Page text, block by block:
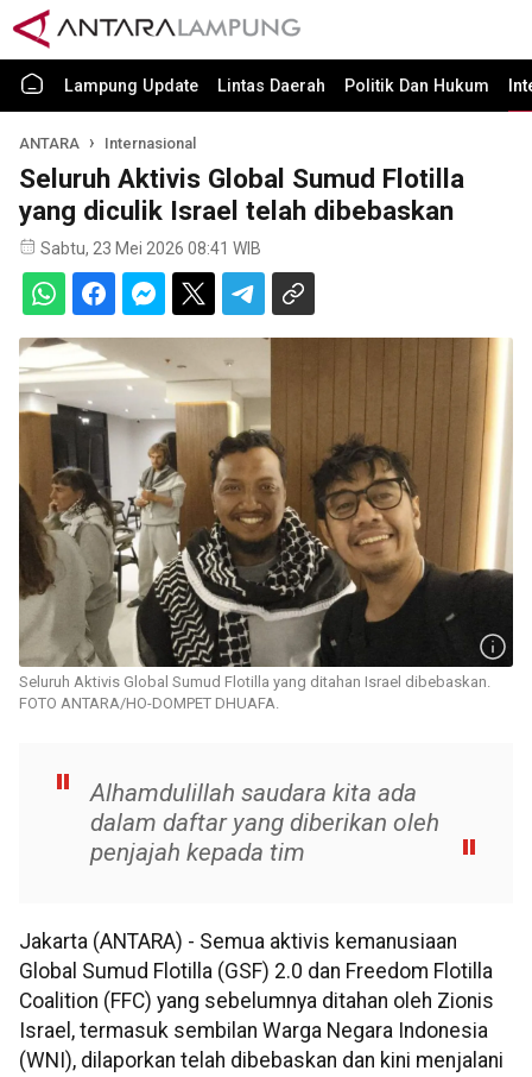
Lampung Update Lintas Daerah Politik Dan Hukum
ANTARA Internasional
Seluruh Aktivis Global Sumud Flotilla
yang diculik Israel telah dibebaskan
Sabtu, 23 Mei 2026 08:41 WIB
Seluruh Aktivis Global Sumud Flotilla yang ditahan Israel dibebaskan.
FOTO ANTARA/HO-DOMPET DHUAFA.
Alhamdulillah saudara kita ada
dalam daftar yang diberikan oleh
penjajah kepada tim
Jakarta (ANTARA) - Semua aktivis kemanusiaan
Global Sumud Flotilla (GSF) 2.0 dan Freedom Flotilla
Coalition (FFC) yang sebelumnya ditahan oleh Zionis
Israel, termasuk sembilan Warga Negara Indonesia
(WNI), dilaporkan telah dibebaskan dan kini menjalani